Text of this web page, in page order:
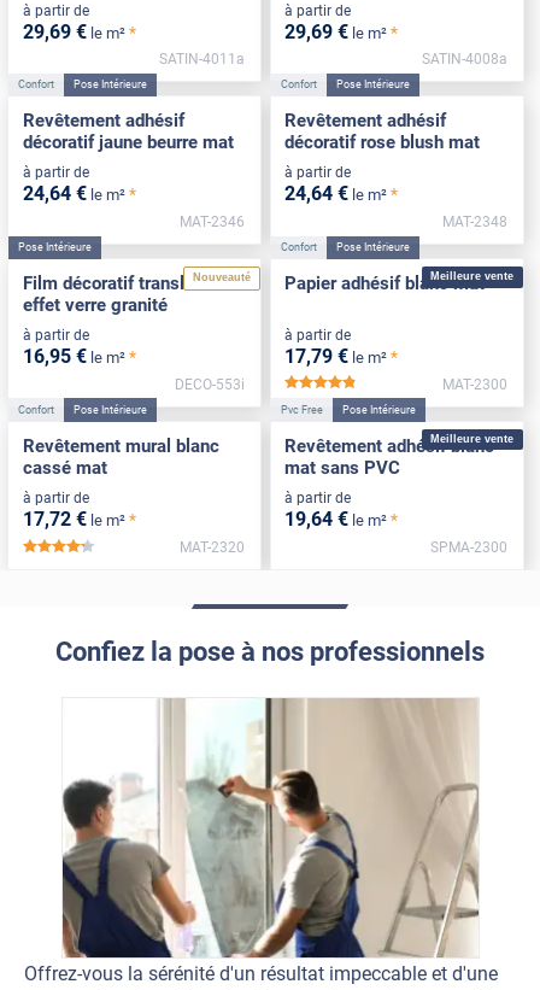
à partir de
29,69 € le m² *
SATIN-4011a
à partir de
29,69 € le m² *
SATIN-4008a
Confort Pose Intérieure
Revêtement adhésif
décoratif jaune beurre mat
à partir de
24,64 € le m² *
MAT-2346
Confort Pose Intérieure
Revêtement adhésif
décoratif rose blush mat
à partir de
24,64 € le m² *
MAT-2348
Nouveauté
Pose Intérieure
Film décoratif translucide
effet verre granité
à partir de
16,95 € le m² *
DECO-553i
Meilleure vente
Confort Pose Intérieure
Papier adhésif blanc mat
à partir de
17,79 € le m² *
*****
MAT-2300
Confort Pose Intérieure
Revêtement mural blanc
cassé mat
à partir de
17,72 € le m² *
*****
MAT-2320
Meilleure vente
Pvc Free Pose Intérieure
Revêtement adhésif blanc
mat sans PVC
à partir de
19,64 € le m² *
SPMA-2300
Confiez la pose à nos professionnels
Offrez-vous la sérénité d'un résultat impeccable et d'une